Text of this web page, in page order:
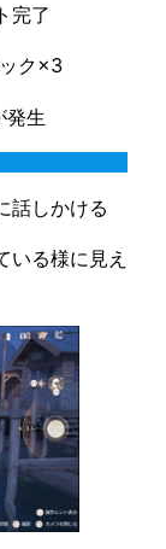
完了
ク×3
発生
話しかける
いる様に見え